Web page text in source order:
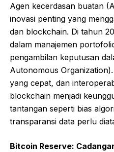
Agen kecerdasan buatan
inovasi penting yang
dan blockchain. Di tahun
dalam manajemen
pengambilan keputusan
Autonomous
yang cepat, dan
blockchain menjadi
tantangan seperti bias
transparansi data perlu
Bitcoin Reserve: